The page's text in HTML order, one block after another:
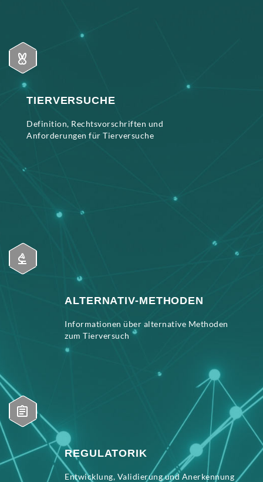
TIERVERSUCHE
Definition, Rechtsvorschriften und
Anforderungen für Tierversuche
ALTERNATIV-METHODEN
Informationen über alternative Methoden
zum Tierversuch
REGULATORIK
Entwicklung, Validierung und Anerkennung